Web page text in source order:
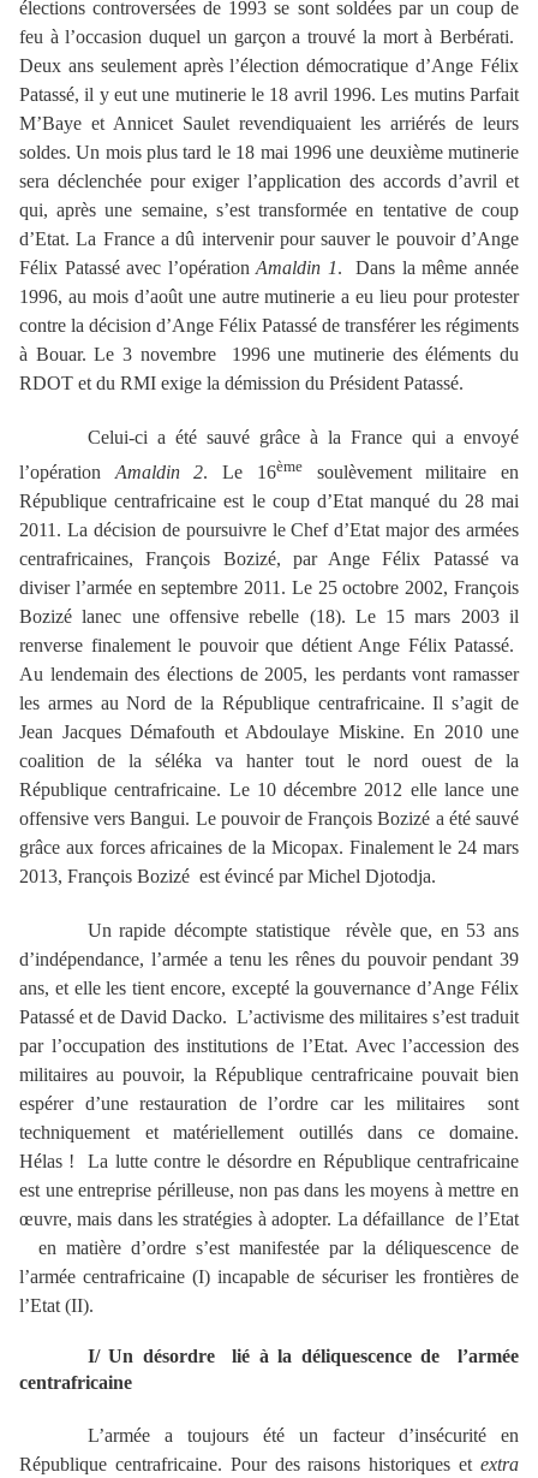
élections controversées de 1993 se sont soldées par un coup de
feu à l’occasion duquel un garçon a trouvé la mort à Berbérati.
Deux ans seulement après l’élection démocratique d’Ange Félix
Patassé, il y eut une mutinerie le 18 avril 1996. Les mutins Parfait
M’Baye et Annicet Saulet revendiquaient les arriérés de leurs
soldes. Un mois plus tard le 18 mai 1996 une deuxième mutinerie
sera déclenchée pour exiger l’application des accords d’avril et
qui, après une semaine, s’est transformée en tentative de coup
d’Etat. La France a dû intervenir pour sauver le pouvoir d’Ange
Félix Patassé avec l’opérationAmaldin 1. Dans la même année
1996, au mois d’août une autre mutinerie a eu lieu pour protester
contre la décision d’Ange Félix Patassé de transférer les régiments
à Bouar. Le 3 novembre 1996 une mutinerie des éléments du
RDOT et du RMI exige la démission du Président Patassé.
Celui-ci a été sauvé grâce à la France qui a envoyé
l’opération Amaldin 2. Le 16èmesoulèvement militaire en
République centrafricaine est le coup d’Etat manqué du 28 mai
2011. La décision de poursuivre le Chef d’Etat major des armées
centrafricaines, François Bozizé, par Ange Félix Patassé va
diviser l’armée en septembre 2011. Le 25 octobre 2002, François
Bozizé lanec une offensive rebelle (18). Le 15 mars 2003 il
renverse finalement le pouvoir que détient Ange Félix Patassé.
Au lendemain des élections de 2005, les perdants vont ramasser
les armes au Nord de la République centrafricaine. Il s’agit de
Jean Jacques Démafouth et Abdoulaye Miskine. En 2010 une
coalition de la séléka va hanter tout le nord ouest de la
République centrafricaine. Le 10 décembre 2012 elle lance une
offensive vers Bangui. Le pouvoir de François Bozizé a été sauvé
grâce aux forces africaines de la Micopax. Finalement le 24 mars
2013, François Bozizé est évincé par Michel Djotodja.
Un rapide décompte statistique révèle que, en 53 ans
d’indépendance, l’armée a tenu les rênes du pouvoir pendant 39
ans, et elle les tient encore, excepté la gouvernance d’Ange Félix
Patassé et de David Dacko. L’activisme des militaires s’est traduit
par l’occupation des institutions de l’Etat. Avec l’accession des
militaires au pouvoir, la République centrafricaine pouvait bien
espérer d’une restauration de l’ordre car les militaires sont
techniquement et matériellement outillés dans ce domaine.
Hélas ! La lutte contre le désordre en République centrafricaine
est une entreprise périlleuse, non pas dans les moyens à mettre en
œuvre, mais dans les stratégies à adopter. La défaillance de l’Etat
en matière d’ordre s’est manifestée par la déliquescence de
l’armée centrafricaine (I) incapable de sécuriser les frontières de
l’Etat (II).
I/ Un désordre lié à la déliquescence de l’armée
centrafricaine
L’armée a toujours été un facteur d’insécurité en
République centrafricaine. Pour des raisons historiques et extra